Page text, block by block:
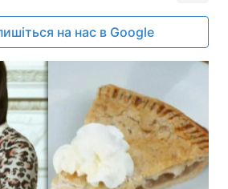
на нас в Google